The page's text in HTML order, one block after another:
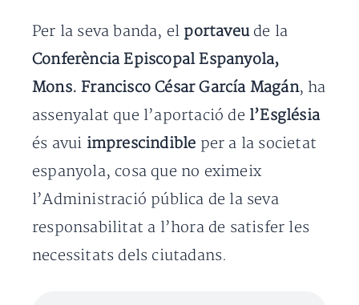
Per la seva banda, el portaveu de la
Conferència Episcopal Espanyola,
Mons. Francisco César García Magán, ha
assenyalat que l’aportació de l’Església
és avui imprescindible per a la societat
espanyola, cosa que no eximeix
l’Administració pública de la seva
responsabilitat a l’hora de satisfer les
necessitats dels ciutadans.